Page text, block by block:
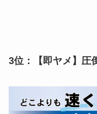
3位：【即ヤメ】圧